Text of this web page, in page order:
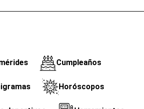
Cumpleaños
Horóscopos